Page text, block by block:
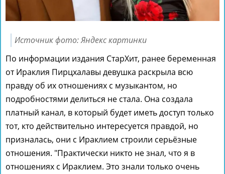
Источник фото: Яндекс картинки
По информации издания СтарХит, ранее беременная
от Ираклия Пирцхалавы девушка раскрыла всю
правду об их отношениях с музыкантом, но
подробностями делиться не стала. Она создала
платный канал, в который будет иметь доступ только
тот, кто действительно интересуется правдой, но
призналась, они с Ираклием строили серьёзные
отношения. "Практически никто не знал, что я в
отношениях с Ираклием. Это знали только очень